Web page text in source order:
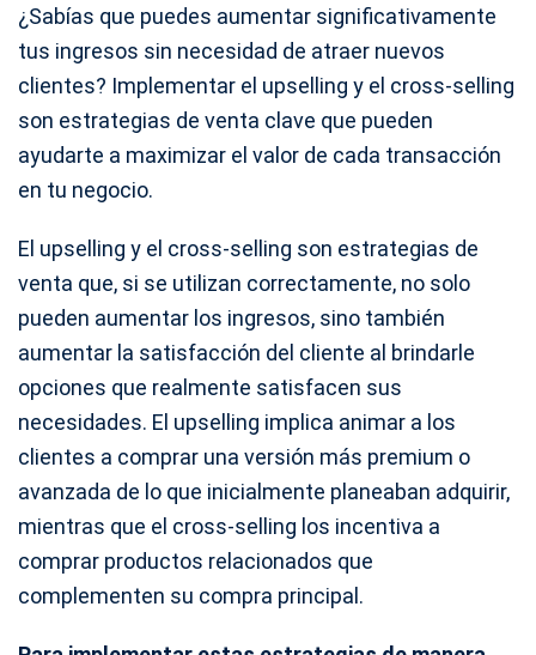
¿Sabías que puedes aumentar significativamente
tus ingresos sin necesidad de atraer nuevos
clientes? Implementar el upselling y el cross-selling
son estrategias de venta clave que pueden
ayudarte a maximizar el valor de cada transacción
en tu negocio.
El upselling y el cross-selling son estrategias de
venta que, si se utilizan correctamente, no solo
pueden aumentar los ingresos, sino también
aumentar la satisfacción del cliente al brindarle
opciones que realmente satisfacen sus
necesidades. El upselling implica animar a los
clientes a comprar una versión más premium o
avanzada de lo que inicialmente planeaban adquirir,
mientras que el cross-selling los incentiva a
comprar productos relacionados que
complementen su compra principal.